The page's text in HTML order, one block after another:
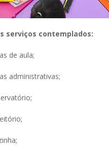
serviços contemplados:
de aula;
administrativas;